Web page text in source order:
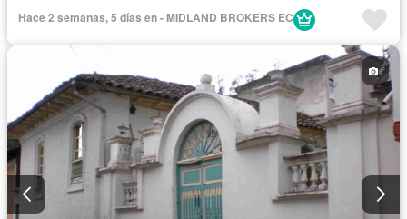
Hace 2 semanas, 5 días en - MIDLAND BROKERS EC